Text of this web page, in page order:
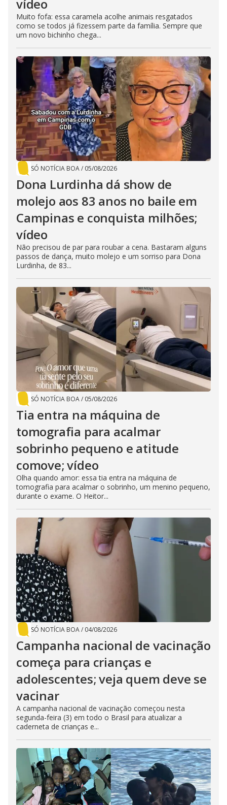
vídeo
Muito fofa: essa caramela acolhe animais resgatados
como se todos já fizessem parte da família. Sempre que
um novo bichinho chega...
SÓ NOTÍCIA BOA/ 05/08/2026
Dona Lurdinha dá show de
molejo aos 83 anos no baile em
Campinas e conquista milhões;
vídeo
Não precisou de par para roubar a cena. Bastaram alguns
passos de dança, muito molejo e um sorriso para Dona
Lurdinha, de 83...
SÓ NOTÍCIA BOA/ 05/08/2026
Tia entra na máquina de
tomografia para acalmar
sobrinho pequeno e atitude
comove; vídeo
Olha quando amor: essa tia entra na máquina de
tomografia para acalmar o sobrinho, um menino pequeno,
durante o exame. O Heitor...
SÓ NOTÍCIA BOA/ 04/08/2026
Campanha nacional de vacinação
começa para crianças e
adolescentes; veja quem deve se
vacinar
A campanha nacional de vacinação começou nesta
segunda-feira (3) em todo o Brasil para atualizar a
caderneta de crianças e...